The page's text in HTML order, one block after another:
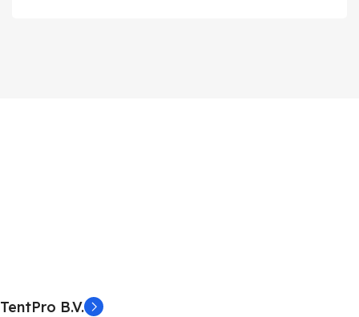
TentPro B.V.